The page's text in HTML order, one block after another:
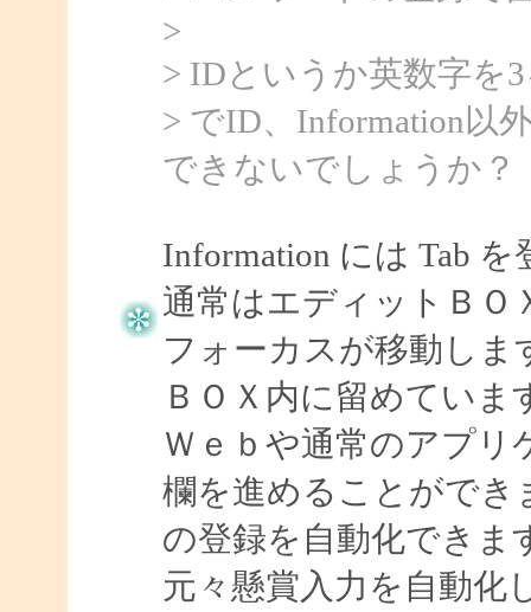
>
> IDというか英数字を
> でID、Information以
できないでしょうか？
Information には Tab
通常はエディットＢＯ
フォーカスが移動し
ＢＯＸ内に留めていま
Ｗｅｂや通常のアプリ
欄を進めることができ
の登録を自動化できま
元々懸賞入力を自動化